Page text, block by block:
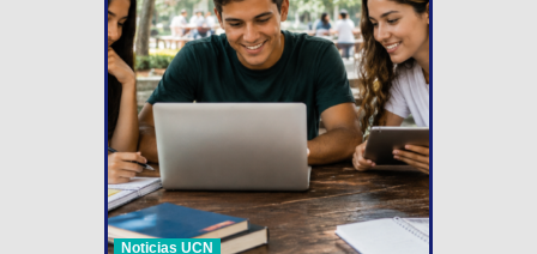
Noticias UCN